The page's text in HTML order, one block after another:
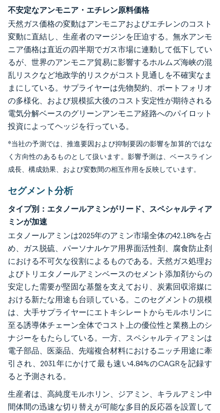
不安定なアンモニア・エチレン原料価格
天然ガス価格の変動はアンモニアおよびエチレンのコスト
変動に直結し、生産者のマージンを圧迫する。無水アンモ
ニア価格は直近の四半期でガス市場に連動して低下してい
るが、世界のアンモニア貿易に影響するホルムズ海峡の混
乱リスクなど地政学的リスクがコスト見通しを不確実なま
まにしている。サプライヤーは先物契約、ポートフォリオ
の多様化、および規模拡大後のコスト安定性が期待される
電気分解ベースのグリーンアンモニア経路へのパイロット
投資によってヘッジを行っている。
*当社の予測では、推進要因および抑制要因の影響を加算的ではな
く方向性のあるものとして扱います。影響予測は、ベースライン
成長、構成効果、および変数間の相互作用を反映しています。
セグメント分析
タイプ別：エタノールアミンがリード、スペシャルティア
ミンが加速
エタノールアミンは2025年のアミン市場全体の42.18%を占
め、ガス脱硫、パーソナルケア用界面活性剤、腐食防止剤
における不可欠な役割によるものである。天然ガス処理お
よびトリエタノールアミンベースのセメント添加剤からの
安定した需要が堅固な基盤を支えており、炭素回収溶媒に
おける新たな用途も台頭している。このセグメントの規模
は、大手サプライヤーにエトキシレートからモルホリンに
至る誘導体チェーン全体でコスト上の優位性と業務上のシ
ナジーをもたらしている。一方、スペシャルティアミンは
電子部品、医薬品、先端複合材料におけるニッチ用途に牽
引され、2031年にかけて最も速い4.84%のCAGRを記録す
ると予測される。
生産者は、高純度モルホリン、ジアミン、キラルアミン中
間体間の迅速な切り替えが可能な多目的反応器を設置して